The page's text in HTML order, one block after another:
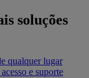
soluções
qualquer lugar
e suporte